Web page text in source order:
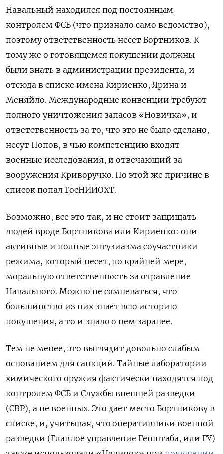
Навальный находился под постоянным
контролем ФСБ (что признало само ведомство),
поэтому ответственность несет Бортников. К
тому же о готовящемся покушении должны
были знать в администрации президента, и
отсюда в списке имена Кириенко, Ярина и
Меняйло. Международные конвенции требуют
полного уничтожения запасов «Новичка», и
ответственность за то, что это не было сделано,
несут Попов, в чью компетенцию входят
военные исследования, и отвечающий за
вооружения Криворучко. По этой же причине в
список попал ГосНИИОХТ.
Возможно, все это так, и не стоит защищать
людей вроде Бортникова или Кириенко: они
активные и полные энтузиазма соучастники
режима, который несет, по крайней мере,
моральную ответственность за отравление
Навального. Можно не сомневаться, что
большинство из них знает всю историю
покушения, а то и знало о нем заранее.
Тем не менее, это выглядит довольно слабым
основанием для санкций. Тайные лаборатории
химического оружия фактически находятся под
контролем ФСБ и Службы внешней разведки
(СВР), а не военных. Это дает место Бортникову в
списке, и, учитывая, что оперативники военной
разведки (Главное управление Генштаба, или ГУ)